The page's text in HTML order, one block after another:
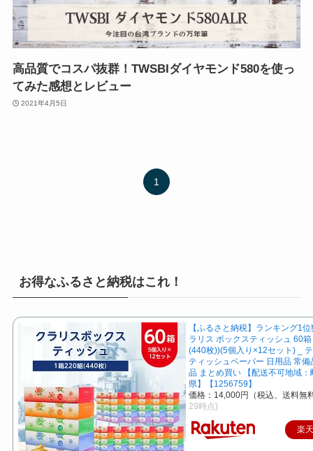
高品質でコスパ抜群！TWSBIダイヤモンド580を使っ
てみた感想とレビュー
2021年4月5日
1
お得なふるさと納税はこれ！
【ふるさと納税】ランキング1
ラリス ボックスティッシュ 60
(440枚))(5個入り×12セット) _
ティッシュペーパー 日用品 常備
品 まとめ買い 【配送不可地域：
県】【1256759】
価格：14,000円（税込、送料無
29時点)
楽